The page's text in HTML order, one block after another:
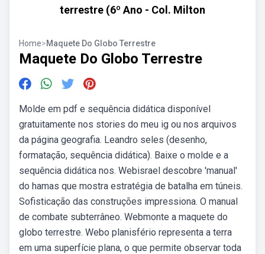
terrestre (6º Ano - Col. Milton
Home>Maquete Do Globo Terrestre
Maquete Do Globo Terrestre
Molde em pdf e sequência didática disponível
gratuitamente nos stories do meu ig ou nos arquivos
da página geografia. Leandro seles (desenho,
formatação, sequência didática). Baixe o molde e a
sequência didática nos. Webisrael descobre 'manual'
do hamas que mostra estratégia de batalha em túneis.
Sofisticação das construções impressiona. O manual
de combate subterrâneo. Webmonte a maquete do
globo terrestre. Webo planisfério representa a terra
em uma superfície plana, o que permite observar toda